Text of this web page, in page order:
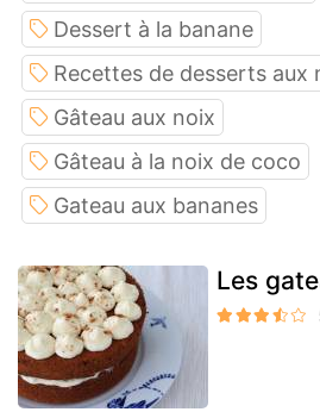
Dessert à la banane
Recettes de desserts aux
Gâteau aux noix
Gâteau à la noix de coco
Gateau aux bananes
Les